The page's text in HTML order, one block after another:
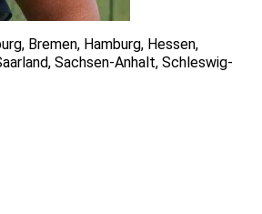
Job-Perspektiven abgeglichen
verwendet ein sehr vielfältiges und
Jeder kommt sich mit
abwechslungsreiches Training über
von Heike
, Bremen, Hamburg, Hessen,
,Sachsen-Anhalt,Schleswig-